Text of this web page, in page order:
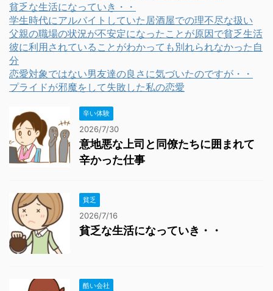
貧乏な生活になっていき・・
学生時代にアルバイトしていた居酒屋での理不尽な扱い
父親の職場の状況が不安定になったことが原因で貧乏生活
彼に利用されていることがわかっても別れられなかった自
分
恋愛対象ではない男友達の良さに気づいたのですが・・
プライドが邪魔をして失敗した私の恋愛
辛い体験
2026/7/30
意地悪な上司と同僚たちに囲まれて
辛かった仕事
貧乏
2026/7/16
貧乏な生活になっていき・・
酷い会社